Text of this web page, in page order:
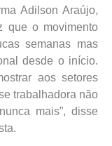
Adilson Araújo,
que o movimento
semanas mas
desde o início.
aos setores
trabalhadora não
mais”, disse